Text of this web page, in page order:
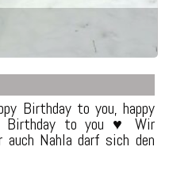
Birthday to you, happy
Birthday to you ♥ Wir
auch Nahla darf sich den